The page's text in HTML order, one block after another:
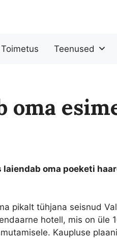
Toimetus Teenused
oma
laiendab oma poeketi
pikalt tühjana seisnud
hotell, mis on üle
Kaupluse